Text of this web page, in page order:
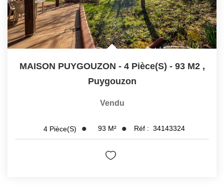
MAISON PUYGOUZON - 4 Pièce(s) - 93 M2 ,
Puygouzon
Vendu
4 Pièce(s) 93 M² Réf : 34143324